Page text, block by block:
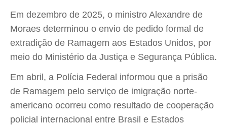
Em dezembro de 2025, o ministro Alexandre de
Moraes determinou o envio de pedido formal de
extradição de Ramagem aos Estados Unidos, por
meio do Ministério da Justiça e Segurança Pública.
Em abril, a Polícia Federal informou que a prisão
de Ramagem pelo serviço de imigração norte-
americano ocorreu como resultado de cooperação
policial internacional entre Brasil e Estados